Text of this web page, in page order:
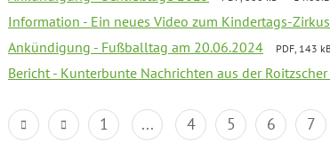
Information - Ein neues Video zum Kindertags-Zirkus
Ankündigung - Fußballtag am 20.06.2024 PDF, 143
Bericht - Kunterbunte Nachrichten aus der
1 ... 4 5 6 7